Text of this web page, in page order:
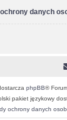
danych
phpBB®
pakiet językowy
ochrony danych